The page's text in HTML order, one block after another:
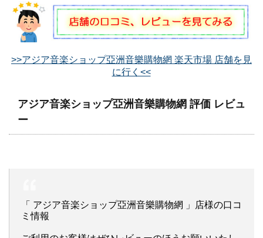
>>アジア音楽ショップ亞洲音樂購物網 楽天市場 店舗を見
に行く<<
アジア音楽ショップ亞洲音樂購物網 評価 レビュ
ー
「 アジア音楽ショップ亞洲音樂購物網 」店様の口コ
ミ情報